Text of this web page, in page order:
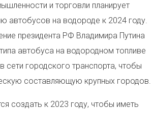
и торговли планирует
автобусов на водороде к 2024 году.
президента РФ Владимира Путина
автобуса на водородном топливе
сети городского транспорта, чтобы
составляющую крупных городов.
создать к 2023 году, чтобы иметь